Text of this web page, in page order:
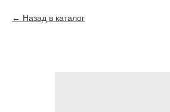
Назад в каталог